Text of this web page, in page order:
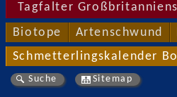
Tagfalter Großbritanniens
Biotope Artenschwund
Schmetterlingskalender
Suche Sitemap